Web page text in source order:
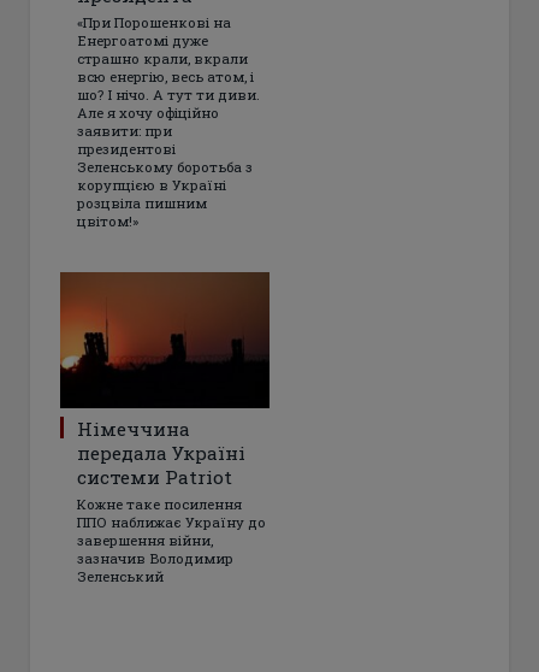
«При Порошенкові на
Енергоатомі дуже
страшно крали, вкрали
всю енергію, весь атом, і
шо? І нічо. А тут ти диви.
Але я хочу офіційно
заявити: при
президентові
Зеленському боротьба з
корупцією в Україні
розцвіла пишним
цвітом!»
Німеччина
передала Україні
системи Patriot
Кожне таке посилення
ППО наближає Україну до
завершення війни,
зазначив Володимир
Зеленський